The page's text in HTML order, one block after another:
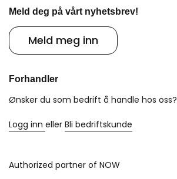
Meld deg på vårt nyhetsbrev!
Meld meg inn
Forhandler
Ønsker du som bedrift å handle hos oss?
Logg inn eller Bli bedriftskunde
Authorized partner of NOW